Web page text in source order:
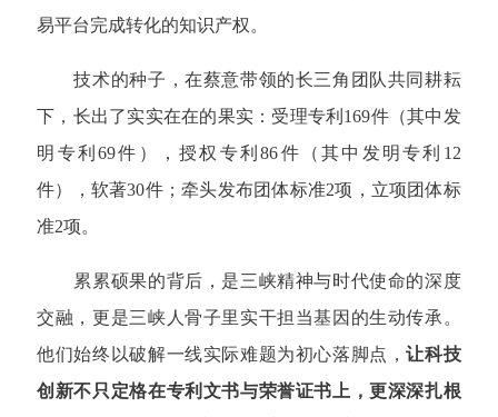
易平台完成转化的知识产权。
技术的种子，在蔡意带领的长三角团队共同耕耘
下，长出了实实在在的果实：受理专利169件（其中发
明专利69件），授权专利86件（其中发明专利12
件），软著30件；牵头发布团体标准2项，立项团体标
准2项。
累累硕果的背后，是三峡精神与时代使命的深度
交融，更是三峡人骨子里实干担当基因的生动传承。
他们始终以破解一线实际难题为初心落脚点，让科技
创新不只定格在专利文书与荣誉证书上，更深深扎根